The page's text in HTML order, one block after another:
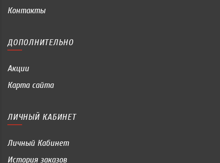
Контакты
ДОПОЛНИТЕЛЬНО
Акции
Карта сайта
ЛИЧНЫЙ КАБИНЕТ
Личный Кабинет
История заказов